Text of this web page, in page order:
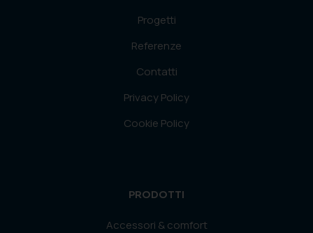
Progetti
Referenze
Contatti
Privacy Policy
Cookie Policy
PRODOTTI
Accessori & comfort